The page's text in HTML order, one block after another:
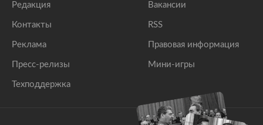
Редакция
Контакты
Реклама
Пресс-релизы
Техподдержка
Вакансии
RSS
Правовая информация
Мини-игры